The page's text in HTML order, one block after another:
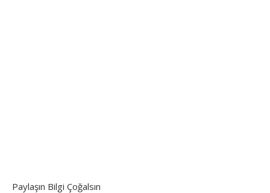
Paylaşın Bilgi Çoğalsın